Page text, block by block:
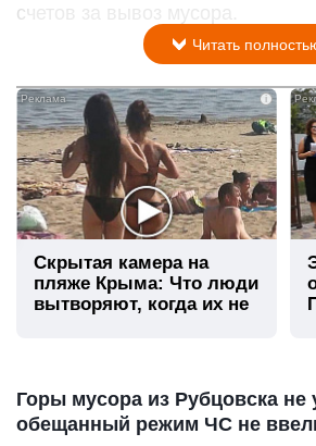
счетов за вывоз мусора.
Читать
i
Скрытая камера на
пляже Крыма: Что люди
вытворяют, когда их не
Горы мусора из Рубцовска не
обещанный режим ЧС не